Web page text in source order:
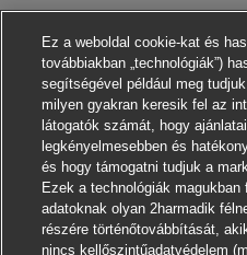
Ez a weboldal cookie-kat és
továbbiakban „technológiák”)
segítségével például meg
milyen gyakran keresik fel az
látogatók számát, hogy
legkényelmesebben és
és hogy támogatni tudjuk a
Ezek a technológiák magukban
adatoknak olyan 2harmadik
részére történőtovábbítását,
nincs kellőszintűadatvédelem